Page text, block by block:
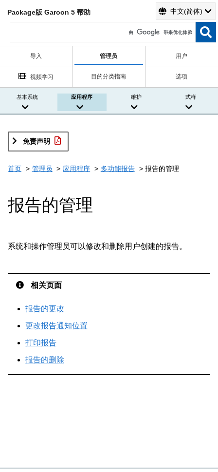
Package版 Garoon 5 帮助 中文(简体)
导入 管理员 用户
视频学习 目的分类指南 选项
基本系统 应用程序 维护 式样
免责声明
首页 管理员 应用程序 多功能报告 报告的管理
报告的管理
系统和操作管理员可以修改和删除用户创建的报告。
相关页面
报告的更改
更改报告通知位置
打印报告
报告的删除